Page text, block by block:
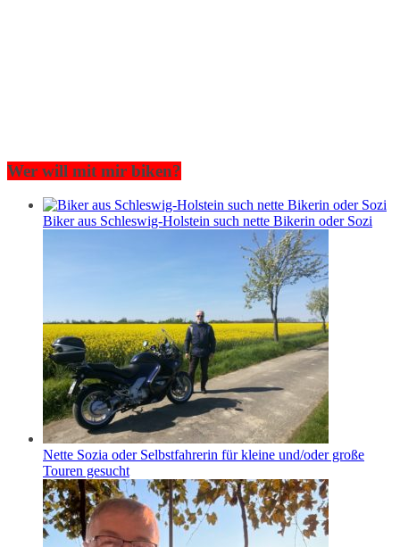
Wer will mit mir biken?
Biker aus Schleswig-Holstein such nette Bikerin oder Sozi
Nette Sozia oder Selbstfahrerin für kleine und/oder große
Touren gesucht